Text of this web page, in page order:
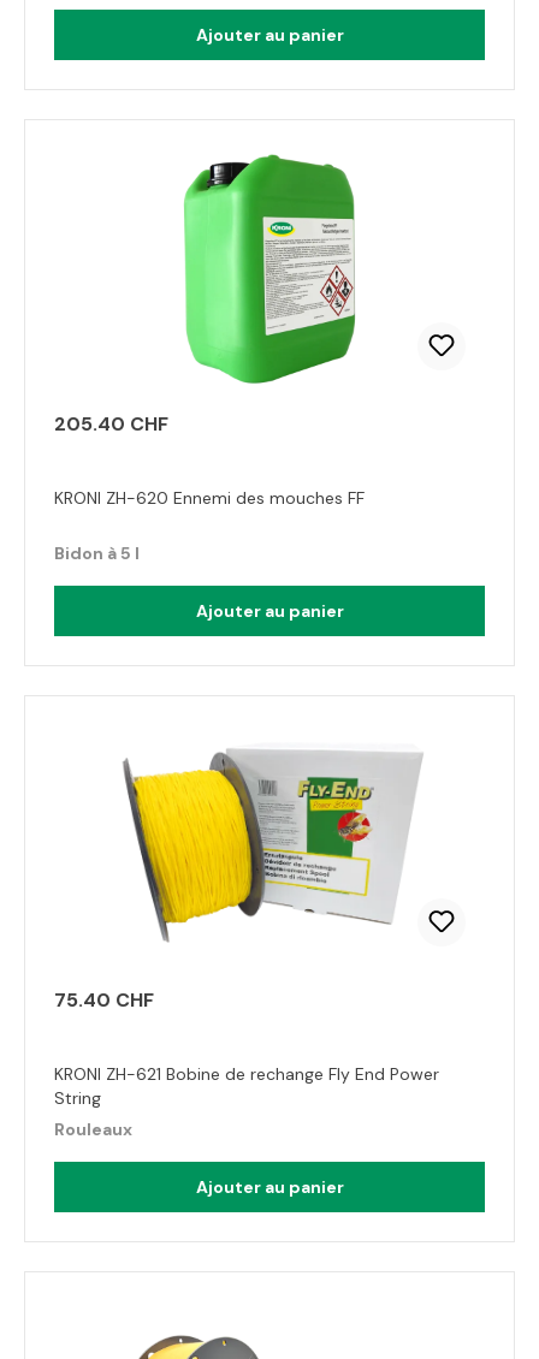
Ajouter au panier
205.40 CHF
KRONI ZH-620 Ennemi des mouches FF
Bidon à 5 l
Ajouter au panier
75.40 CHF
KRONI ZH-621 Bobine de rechange Fly End Power
String
Rouleaux
Ajouter au panier